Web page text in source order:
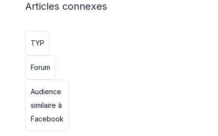
Articles connexes
TYP
Forum
Audience
similaire à
Facebook